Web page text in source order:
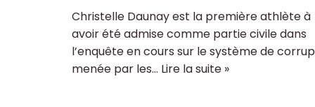
Christelle Daunay est la première athlète à
avoir été admise comme partie civile dans
l’enquête en cours sur le système de
menée par les… Lire la suite »